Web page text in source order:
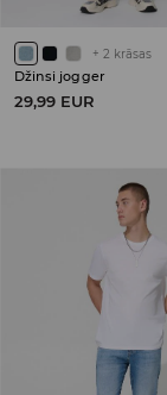
+ 2 krāsas
Džinsi jogger
29,99 EUR